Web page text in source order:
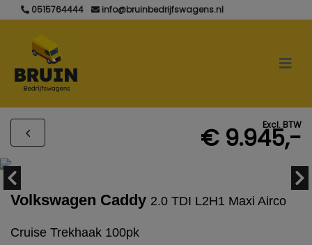
0515764444 info@bruinbedrijfswagens.nl
Excl. BTW
€ 9.945,-
Volkswagen Caddy 2.0 TDI L2H1 Maxi Airco
Cruise Trekhaak 100pk